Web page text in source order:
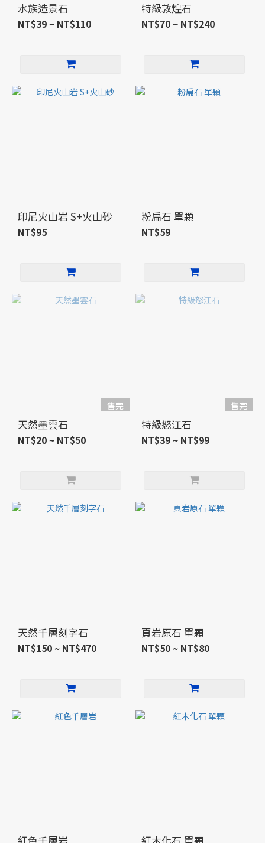
水族造景石
NT$39 ~ NT$110
特級敦煌石
NT$70 ~ NT$240
印尼火山岩 S+火山砂
NT$95
粉扁石 單顆
NT$59
售完
天然墨雲石
NT$20 ~ NT$50
售完
特級怒江石
NT$39 ~ NT$99
天然千層刻字石
NT$150 ~ NT$470
頁岩原石 單顆
NT$50 ~ NT$80